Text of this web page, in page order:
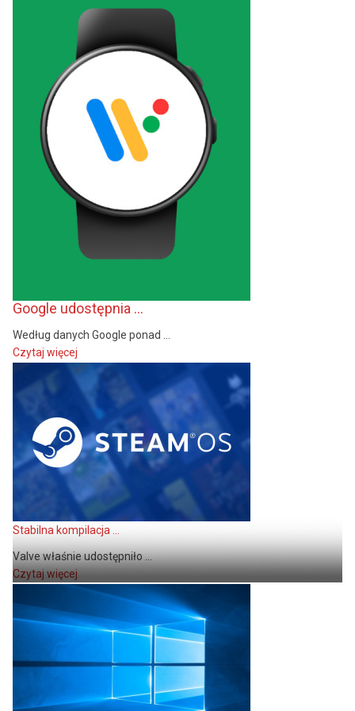
Google udostępnia ...
Według danych Google ponad ...
Czytaj więcej
Stabilna kompilacja ...
Valve właśnie udostępniło ...
Czytaj więcej